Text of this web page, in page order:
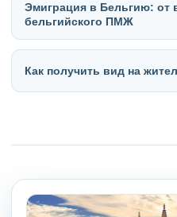
Эмиграция в Бельгию: от
бельгийского ПМЖ
Как получить вид на